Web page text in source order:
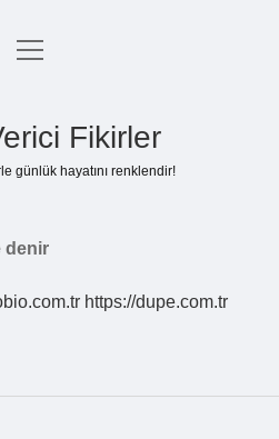
Anasayfa
menüyü
Fikirler
günlük hayatını renklendir!
denir
https://dupe.com.tr